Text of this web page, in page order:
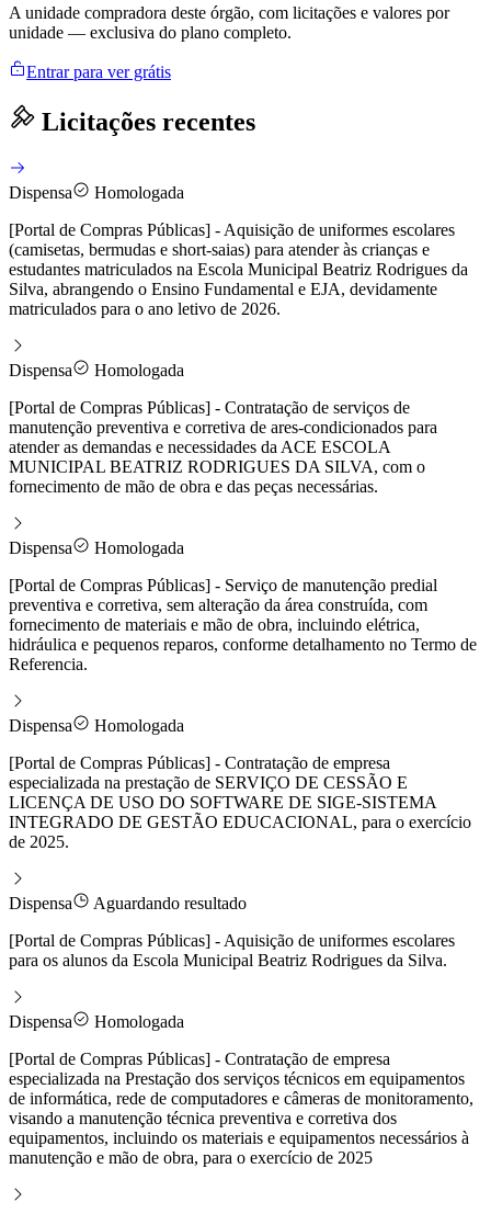
A unidade compradora deste órgão, com licitações e valores por
unidade — exclusiva do plano completo.
Entrar para ver grátis
Licitações recentes
Dispensa
Homologada
[Portal de Compras Públicas] - Aquisição de uniformes escolares
(camisetas, bermudas e short-saias) para atender às crianças e
estudantes matriculados na Escola Municipal Beatriz Rodrigues da
Silva, abrangendo o Ensino Fundamental e EJA, devidamente
matriculados para o ano letivo de 2026.
Dispensa
Homologada
[Portal de Compras Públicas] - Contratação de serviços de
manutenção preventiva e corretiva de ares-condicionados para
atender as demandas e necessidades da ACE ESCOLA
MUNICIPAL BEATRIZ RODRIGUES DA SILVA, com o
fornecimento de mão de obra e das peças necessárias.
Dispensa
Homologada
[Portal de Compras Públicas] - Serviço de manutenção predial
preventiva e corretiva, sem alteração da área construída, com
fornecimento de materiais e mão de obra, incluindo elétrica,
hidráulica e pequenos reparos, conforme detalhamento no Termo de
Referencia.
Dispensa
Homologada
[Portal de Compras Públicas] - Contratação de empresa
especializada na prestação de SERVIÇO DE CESSÃO E
LICENÇA DE USO DO SOFTWARE DE SIGE-SISTEMA
INTEGRADO DE GESTÃO EDUCACIONAL, para o exercício
de 2025.
Dispensa
Aguardando resultado
[Portal de Compras Públicas] - Aquisição de uniformes escolares
para os alunos da Escola Municipal Beatriz Rodrigues da Silva.
Dispensa
Homologada
[Portal de Compras Públicas] - Contratação de empresa
especializada na Prestação dos serviços técnicos em equipamentos
de informática, rede de computadores e câmeras de monitoramento,
visando a manutenção técnica preventiva e corretiva dos
equipamentos, incluindo os materiais e equipamentos necessários à
manutenção e mão de obra, para o exercício de 2025